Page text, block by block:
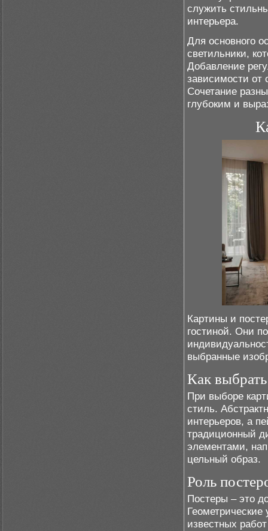
служить
интерьера.
Для основного
светильники,
Добавление
зависимости от
Сочетание
глубоким и
Картины и
гостиной. Они
выбранные
Как
При выборе
стиль.
интерьеров, а
традиционный
элементами,
цельный образ.
Роль
Постеры – это
известных